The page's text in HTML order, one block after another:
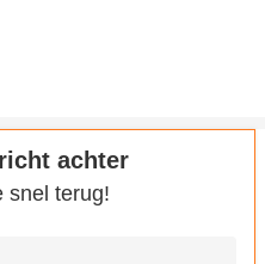
achter
snel terug!